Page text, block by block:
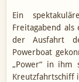
Ein
Freitagabend als
der Ausfahrt
Powerboat
„Power“ in ihm
Kreutzfahrtschiff